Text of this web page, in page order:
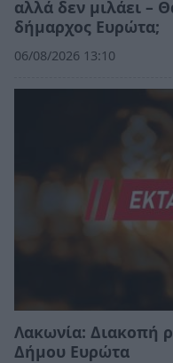
αλλά δεν μιλάει –
δήμαρχος Ευρώτα;
06/08/2026 13:10
Λακωνία: Διακοπή
Δήμου Ευρώτα